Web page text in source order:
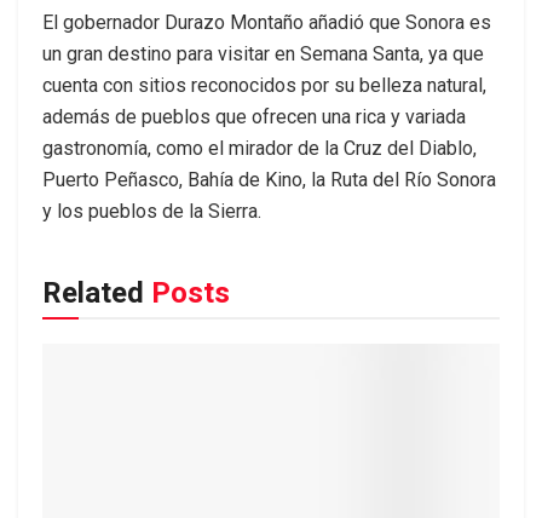
El gobernador Durazo Montaño añadió que Sonora es
un gran destino para visitar en Semana Santa, ya que
cuenta con sitios reconocidos por su belleza natural,
además de pueblos que ofrecen una rica y variada
gastronomía, como el mirador de la Cruz del Diablo,
Puerto Peñasco, Bahía de Kino, la Ruta del Río Sonora
y los pueblos de la Sierra.
Related Posts